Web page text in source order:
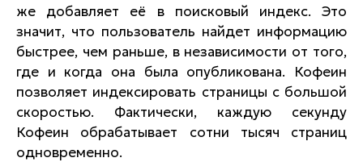
же добавляет её в поисковый индекс. Это
значит, что пользователь найдет информацию
быстрее, чем раньше, в независимости от того,
где и когда она была опубликована. Кофеин
позволяет индексировать страницы с большой
скоростью. Фактически, каждую секунду
Кофеин обрабатывает сотни тысяч страниц
одновременно.